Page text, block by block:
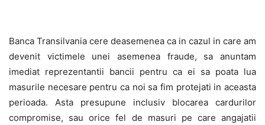
Banca Transilvania cere deasemenea ca in cazul in care am
devenit victimele unei asemenea fraude, sa anuntam
imediat reprezentantii bancii pentru ca ei sa poata lua
masurile necesare pentru ca noi sa fim protejati in aceasta
perioada. Asta presupune inclusiv blocarea cardurilor
compromise, sau orice fel de masuri pe care angajatii